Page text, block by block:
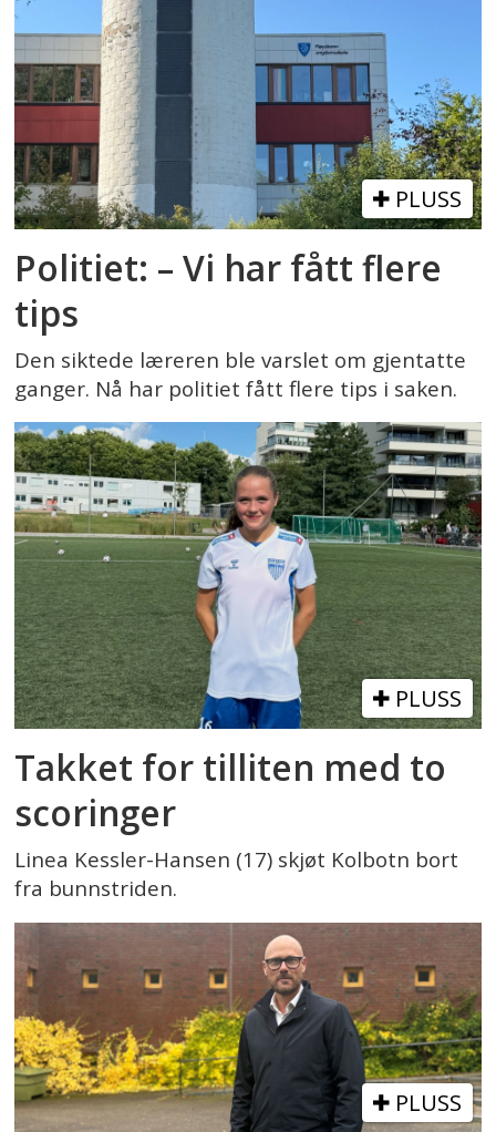
PLUSS
Politiet: – Vi har fått flere
tips
Den siktede læreren ble varslet om gjentatte
ganger. Nå har politiet fått flere tips i saken.
PLUSS
Takket for tilliten med to
scoringer
Linea Kessler-Hansen (17) skjøt Kolbotn bort
fra bunnstriden.
PLUSS